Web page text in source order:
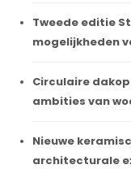
Tweede editie
mogelijkheden
Circulaire
ambities van
Nieuwe
architecturale